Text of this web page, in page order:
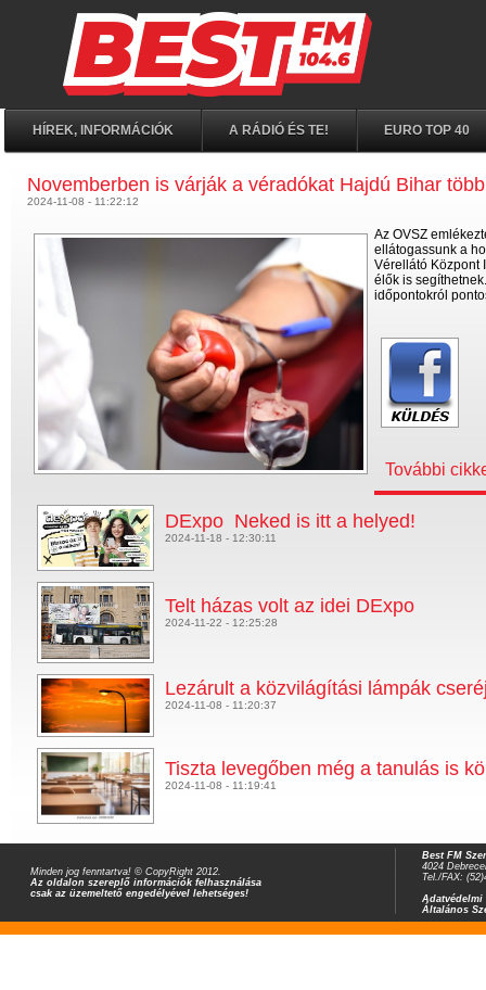
HÍREK, INFORMÁCIÓK A RÁDIÓ ÉS TE! EURO TOP 40
Novemberben is várják a véradókat Hajdú Bihar
2024-11-08 - 11:22:12
Az OVSZ
ellátogassunk a
Vérellátó Központ
élők is
időpontokról
További
DExpo  Neked is itt a helyed!
2024-11-18 - 12:30:11
Telt házas volt az idei DExpo
2024-11-22 - 12:25:28
Lezárult a közvilágítási lámpák
2024-11-08 - 11:20:37
Tiszta levegőben még a tanulás is
2024-11-08 - 11:19:41
Minden jog fenntartva! © CopyRight 2012.
Az oldalon szereplő információk felhasználása
csak az üzemeltető engedélyével lehetséges!
Best FM
4024
Tel./FAX:
Adatvédelmi
Általános